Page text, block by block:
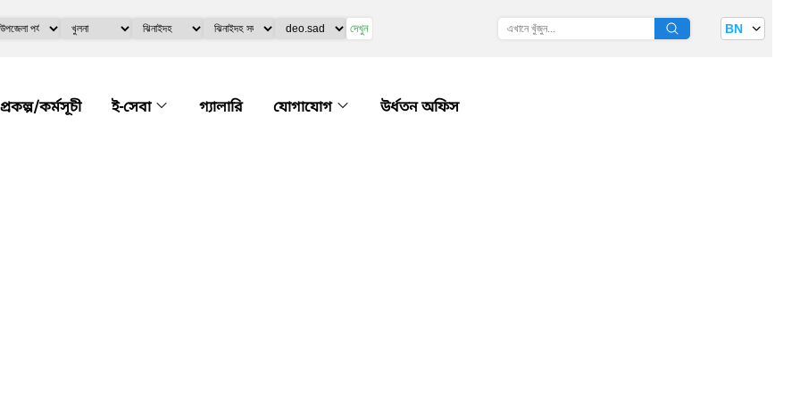
দেখুন BN
প্রকল্প/কর্মসূচী ই-সেবা গ্যালারি যোগাযোগ উর্ধতন অফিস